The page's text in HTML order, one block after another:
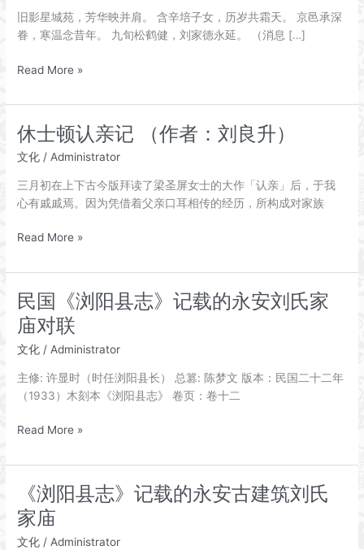
旧影星城苑，芳华映并肩。 含辛培子女，历岁共霜天。 京邑承深
眷，寒温念昔年。 九旬松鹤健，刘家德永延。 （消息 […]
《恭
婶
娘
沈
太
人
九
Read More »
休士顿认亲记 （作者：刘良升）
文化 /Administrator
三月初在上下古今版拜读了梁圣屏女士的大作「认亲」后，于我
心有戚戚焉。因为凭借着父亲口耳相传的经历，所构成对家族
休
顿
认
亲
记
（作
刘
良
Read More »
民国《浏阳县志》记载的永安刘氏家
庙对联
文化 / Administrator
主修: 许显时（时任浏阳县长） 总篡: 陈梦文 版本：民国二十二年
（1933）木刻本《浏阳县志》 卷页：卷十二
民
《浏
志》
记
Read More »
《浏阳县志》记载的永安古建筑刘氏
家庙
文化 / Administrator